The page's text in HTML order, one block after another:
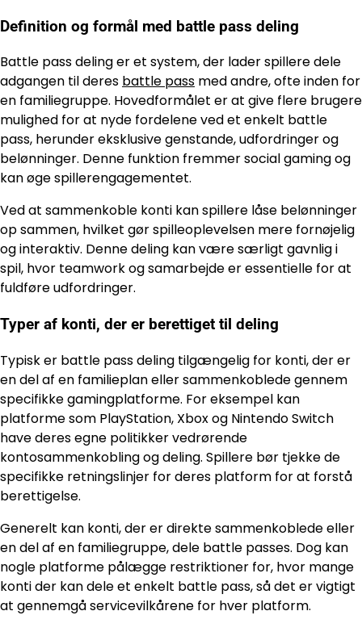
Definition og formål med battle pass deling
Battle pass deling er et system, der lader spillere dele
adgangen til deres battle pass med andre, ofte inden for
en familiegruppe. Hovedformålet er at give flere brugere
mulighed for at nyde fordelene ved et enkelt battle
pass, herunder eksklusive genstande, udfordringer og
belønninger. Denne funktion fremmer social gaming og
kan øge spillerengagementet.
Ved at sammenkoble konti kan spillere låse belønninger
op sammen, hvilket gør spilleoplevelsen mere fornøjelig
og interaktiv. Denne deling kan være særligt gavnlig i
spil, hvor teamwork og samarbejde er essentielle for at
fuldføre udfordringer.
Typer af konti, der er berettiget til deling
Typisk er battle pass deling tilgængelig for konti, der er
en del af en familieplan eller sammenkoblede gennem
specifikke gamingplatforme. For eksempel kan
platforme som PlayStation, Xbox og Nintendo Switch
have deres egne politikker vedrørende
kontosammenkobling og deling. Spillere bør tjekke de
specifikke retningslinjer for deres platform for at forstå
berettigelse.
Generelt kan konti, der er direkte sammenkoblede eller
en del af en familiegruppe, dele battle passes. Dog kan
nogle platforme pålægge restriktioner for, hvor mange
konti der kan dele et enkelt battle pass, så det er vigtigt
at gennemgå servicevilkårene for hver platform.